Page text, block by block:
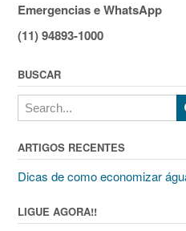
Emergencias e WhatsApp
(11) 94893-1000
BUSCAR
ARTIGOS RECENTES
Dicas de como economizar
LIGUE AGORA!!